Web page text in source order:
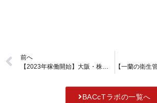
前へ
【2023年稼働開始】大阪・株式会社フリゴの咲洲物流センターを見学しました【前編/株式会社フリゴ】
BACcTラボの一覧へ